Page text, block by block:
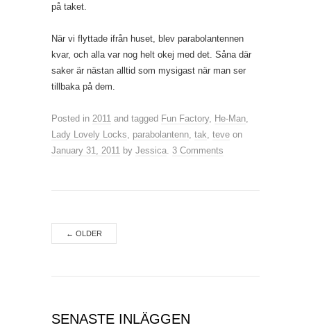
på taket.
När vi flyttade ifrån huset, blev parabolantennen
kvar, och alla var nog helt okej med det. Såna där
saker är nästan alltid som mysigast när man ser
tillbaka på dem.
Posted in 2011 and tagged Fun Factory, He-Man
Lady Lovely Locks
parabolantenn tak teve on
January 31, 2011 by Jessica 3 Comments
← OLDER
SENASTE INLÄGGEN